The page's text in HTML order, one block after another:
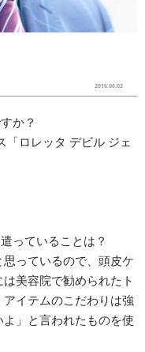
2016.06.02
か？
ロレッタ デビル ジェ
っていることは？
思っているので、頭皮ケ
美容院で勧められたト
イテムのこだわりは強
」と言われたものを使